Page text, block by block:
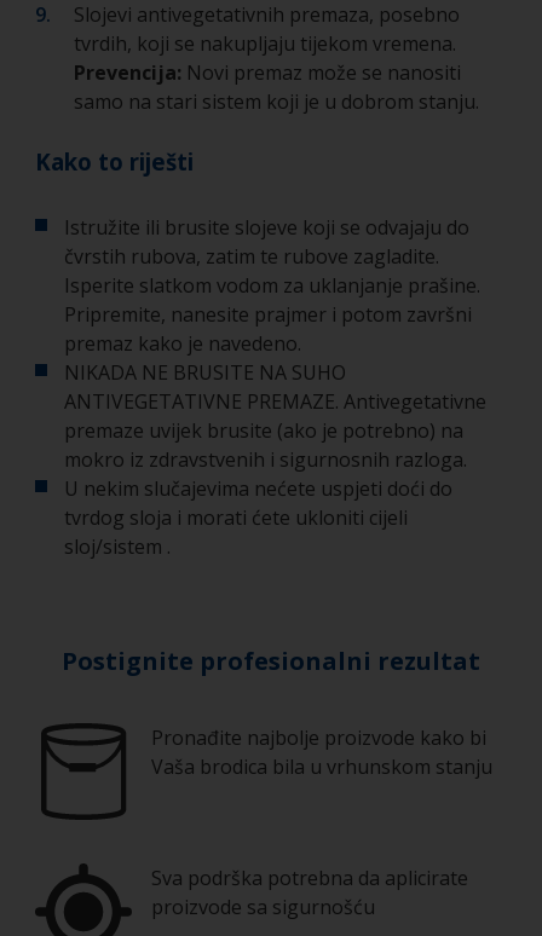
Slojevi antivegetativnih premaza, posebno
tvrdih, koji se nakupljaju tijekom vremena.
Prevencija: Novi premaz može se nanositi
samo na stari sistem koji je u dobrom stanju.
Kako to riješti
Istružite ili brusite slojeve koji se odvajaju do
čvrstih rubova, zatim te rubove zagladite.
Isperite slatkom vodom za uklanjanje prašine.
Pripremite, nanesite prajmer i potom završni
premaz kako je navedeno.
NIKADA NE BRUSITE NA SUHO
ANTIVEGETATIVNE PREMAZE. Antivegetativne
premaze uvijek brusite (ako je potrebno) na
mokro iz zdravstvenih i sigurnosnih razloga.
U nekim slučajevima nećete uspjeti doći do
tvrdog sloja i morati ćete ukloniti cijeli
sloj/sistem .
Postignite profesionalni rezultat
Pronađite najbolje proizvode kako bi
Vaša brodica bila u vrhunskom stanju
Sva podrška potrebna da aplicirate
proizvode sa sigurnošću